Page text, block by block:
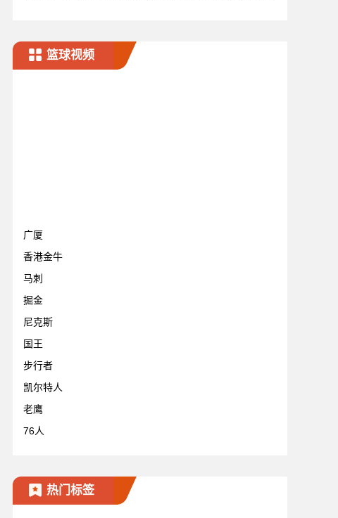
篮球视频
广厦
香港金牛
马刺
掘金
尼克斯
国王
步行者
凯尔特人
老鹰
76人
热门标签